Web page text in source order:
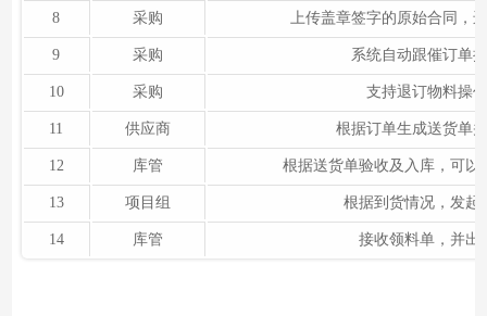
8 采购 上传盖章签字的原始合同，
9 采购 系统自动跟催订单
10 采购 支持退订物料操
11 供应商 根据订单生成送货单
12 库管 根据送货单验收及入库，可以
13 项目组 根据到货情况，发起
14 库管 接收领料单，并出